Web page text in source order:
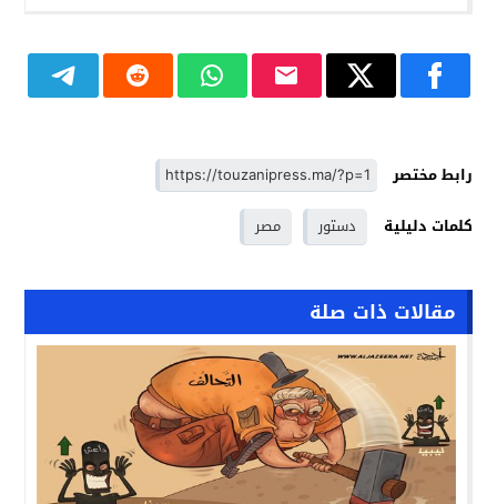
رابط مختصر
كلمات دليلية
دستور مصر
مقالات ذات صلة